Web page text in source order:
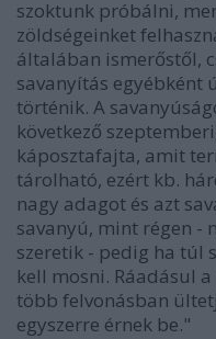
szoktunk próbálni,
zöldségeinket
általában ismerőstől,
savanyítás egyébként
történik. A
következő
káposztafajta, amit
tárolható, ezért kb.
nagy adagot és azt
savanyú, mint régen -
szeretik - pedig ha túl
kell mosni. Ráadásul
több felvonásban
egyszerre érnek be."